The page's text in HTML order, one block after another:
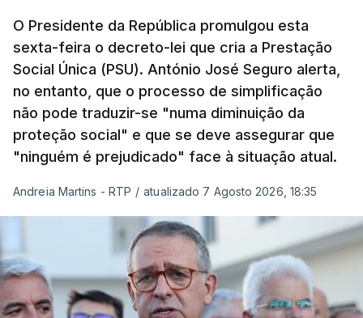
O Presidente da República promulgou esta
sexta-feira o decreto-lei que cria a Prestação
Social Única (PSU). António José Seguro alerta,
no entanto, que o processo de simplificação
não pode traduzir-se "numa diminuição da
proteção social" e que se deve assegurar que
"ninguém é prejudicado" face à situação atual.
Andreia Martins - RTP / atualizado 7 Agosto 2026, 18:35